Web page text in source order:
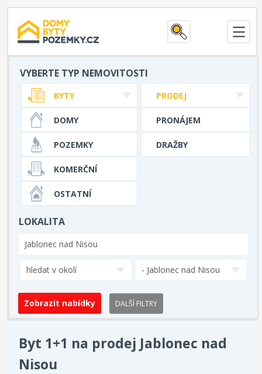
VYBERTE TYP NEMOVITOSTI
PRODEJ
PRONÁJEM
DRAŽBY
BYTY
DOMY
POZEMKY
KOMERČNÍ
OSTATNÍ
LOKALITA
hledat v okolí - Jablonec nad Nisou
DALŠÍ FILTRY
Byt 1+1 na prodej Jablonec nad
Nisou